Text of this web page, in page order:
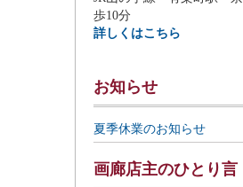
歩10分
詳しくはこちら
お知らせ
夏季休業のお知らせ
画廊店主のひとり言